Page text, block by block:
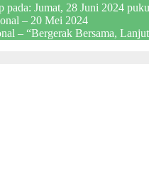
pada: Jumat, 28 Juni 2024
– 20 Mei 2024
– “Bergerak Bersama,